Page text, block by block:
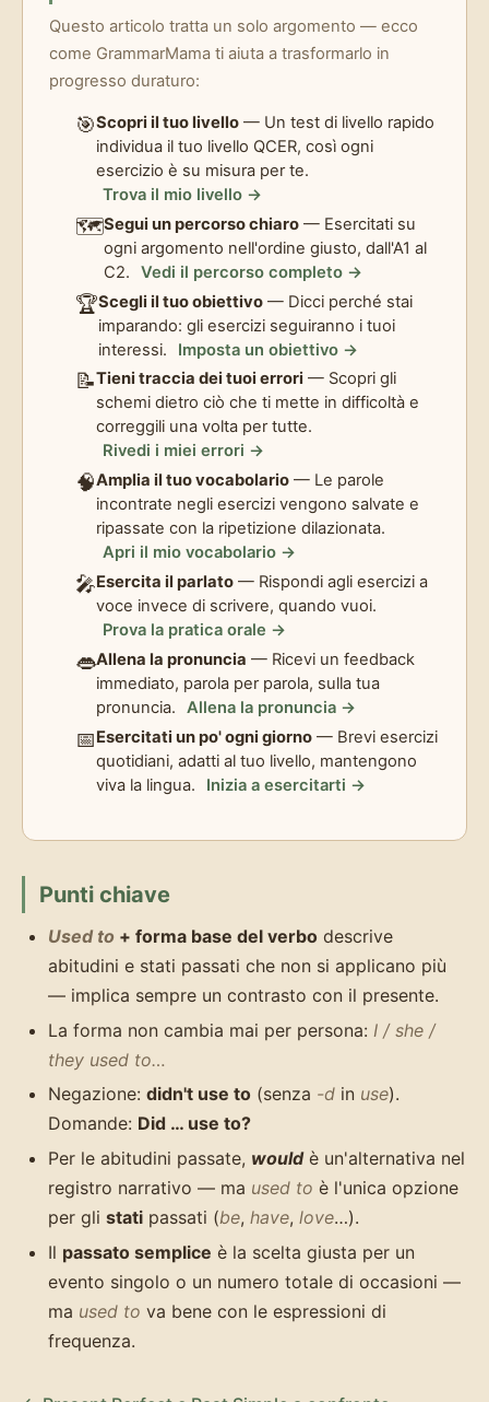
Questo articolo tratta un solo argomento — ecco
come GrammarMama ti aiuta a trasformarlo in
progresso duraturo:
🎯Scopri il tuo livello — Un test di livello rapido
individua il tuo livello QCER, così ogni
esercizio è su misura per te.
Trova il mio livello →
🗺️Segui un percorso chiaro — Esercitati su
ogni argomento nell'ordine giusto, dall'A1 al
C2.
Vedi il percorso completo →
🏆Scegli il tuo obiettivo — Dicci perché stai
imparando: gli esercizi seguiranno i tuoi
interessi.
Imposta un obiettivo →
📝Tieni traccia dei tuoi errori — Scopri gli
schemi dietro ciò che ti mette in difficoltà e
correggili una volta per tutte.
Rivedi i miei errori →
🧠Amplia il tuo vocabolario — Le parole
incontrate negli esercizi vengono salvate e
ripassate con la ripetizione dilazionata.
Apri il mio vocabolario →
🎤Esercita il parlato — Rispondi agli esercizi a
voce invece di scrivere, quando vuoi.
Prova la pratica orale →
👄Allena la pronuncia — Ricevi un feedback
immediato, parola per parola, sulla tua
pronuncia.
Allena la pronuncia →
📅Esercitati un po' ogni giorno — Brevi esercizi
quotidiani, adatti al tuo livello, mantengono
viva la lingua.
Inizia a esercitarti →
Punti chiave
Used to + forma base del verbo descrive
abitudini e stati passati che non si applicano più
— implica sempre un contrasto con il presente.
La forma non cambia mai per persona: I / she /
they used to…
Negazione: didn't use to (senza -d in use).
Domande: Did … use to?
Per le abitudini passate, wouldè un'alternativa nel
registro narrativo — ma used to è l'unica opzione
per gli stati passati (be, have, love…).
Il passato semplice è la scelta giusta per un
evento singolo o un numero totale di occasioni —
ma used to va bene con le espressioni di
frequenza.